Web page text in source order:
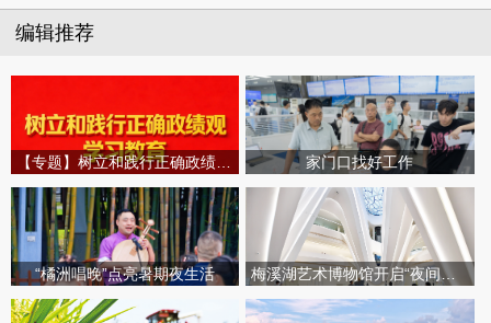
编辑推荐
家门口找好工作
“橘洲唱晚”点亮暑期夜生活 梅溪湖艺术博物馆开启“夜间模式”